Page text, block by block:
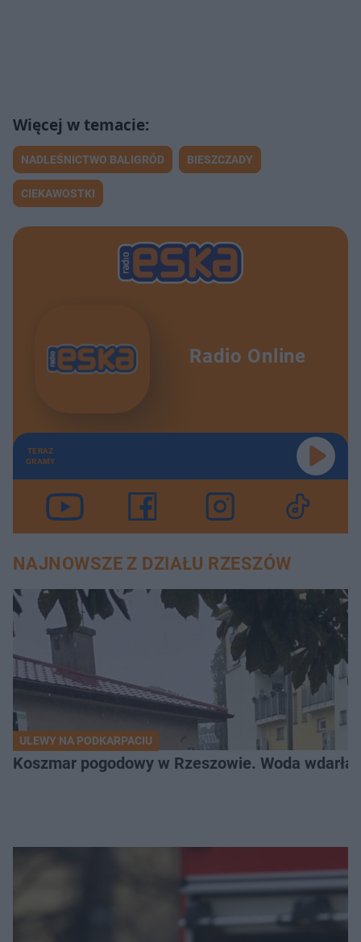
NADLEŚNICTWO BALIGRÓD BIESZCZADY
CIEKAWOSTKI
Radio Online
TERAZ
GRAMY
NAJNOWSZE Z DZIAŁU RZESZÓW
ULEWY NA PODKARPACIU
Koszmar pogodowy w Rzeszowie. Woda